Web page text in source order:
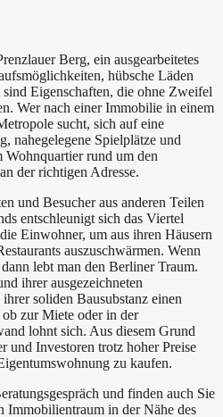
Berg, ein ausgearbeitetes
hübsche Läden
Eigenschaften, die ohne Zweifel
Wer nach einer Immobilie in einem
sucht, sich auf eine
nahegelegene Spielplätze und
rund um den
der richtigen Adresse.
und Besucher aus anderen Teilen
entschleunigt sich das Viertel
Einwohner, um aus ihren Häusern
auszuschwärmen. Wenn
lebt man den Berliner Traum.
ihrer ausgezeichneten
soliden Bausubstanz einen
zur Miete oder in der
lohnt sich. Aus diesem Grund
und Investoren trotz hoher Preise
zu kaufen.
und finden auch Sie
Immobilientraum in der Nähe des